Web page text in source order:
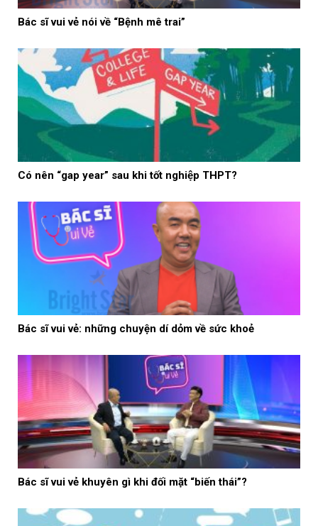
Bác sĩ vui vẻ nói về “Bệnh mê trai”
Có nên “gap year” sau khi tốt nghiệp THPT?
Bác sĩ vui vẻ: những chuyện dí dỏm về sức khoẻ
Bác sĩ vui vẻ khuyên gì khi đối mặt “biến thái”?